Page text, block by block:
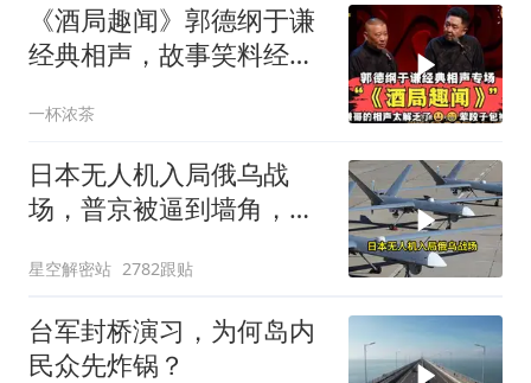
《酒局趣闻》郭德纲于谦
经典相声，故事笑料经典
一杯浓茶
日本无人机入局俄乌战
场，普京被逼到墙角，这
星空解密站 2782跟贴
台军封桥演习，为何岛内
民众先炸锅？